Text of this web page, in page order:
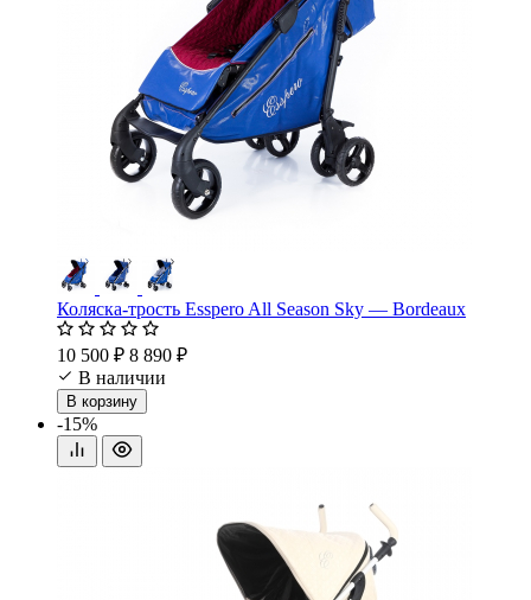
Коляска-трость Esspero All Season Sky — Bordeaux
10 500 ₽ 8 890 ₽
В наличии
В корзину
-15%